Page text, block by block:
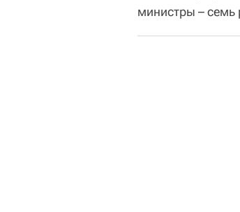
министры – семь